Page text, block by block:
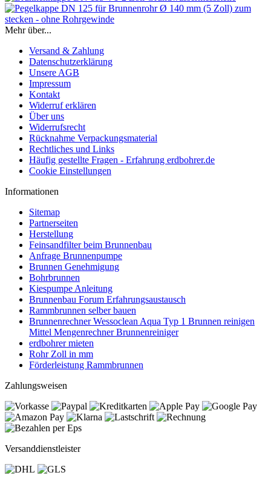
Mehr über...
Versand & Zahlung
Datenschutzerklärung
Unsere AGB
Impressum
Kontakt
Widerruf erklären
Über uns
Widerrufsrecht
Rücknahme Verpackungsmaterial
Rechtliches und Links
Häufig gestellte Fragen - Erfahrung erdbohrer.de
Cookie Einstellungen
Informationen
Sitemap
Partnerseiten
Herstellung
Feinsandfilter beim Brunnenbau
Anfrage Brunnenpumpe
Brunnen Genehmigung
Bohrbrunnen
Kiespumpe Anleitung
Brunnenbau Forum Erfahrungsaustausch
Rammbrunnen selber bauen
Brunnenrechner Wessoclean Aqua Typ 1 Brunnen reinigen
Mittel Mengenrechner Brunnenreiniger
erdbohrer mieten
Rohr Zoll in mm
Förderleistung Rammbrunnen
Zahlungsweisen
Versanddienstleister